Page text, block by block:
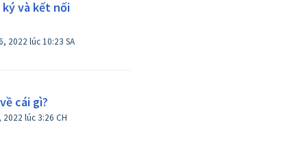
ký và kết nối
2022 lúc 10:23 SA
cái gì?
Đã sửa đổi vào Sat, 18 Tháng 6, 2022 lúc 3:26 CH